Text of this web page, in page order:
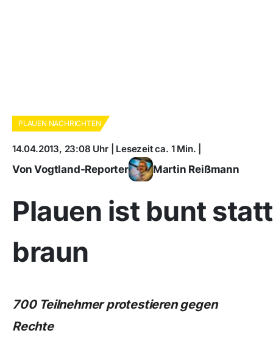
PLAUEN NACHRICHTEN
14.04.2013, 23:08 Uhr | Lesezeit ca. 1 Min. |
Von Vogtland-Reporter Martin Reißmann
Plauen ist bunt statt
braun
700 Teilnehmer protestieren gegen
Rechte